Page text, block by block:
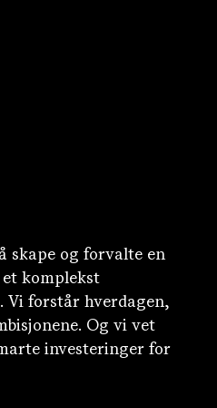
skape og forvalte en
komplekst
Vi forstår hverdagen,
Og vi vet
investeringer for